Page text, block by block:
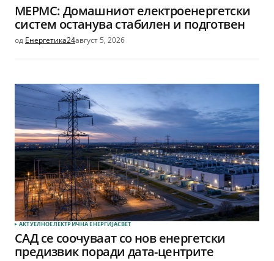
МЕРМС: Домашниот електроенергетски
систем останува стабилен и подготвен
од Енергетика24август 5, 2026
АКТУЕЛНОЕЛЕКТРИЧНА ЕНЕРГИЈАСВЕТ
САД се соочуваат со нов енергетски
предизвик поради дата-центрите